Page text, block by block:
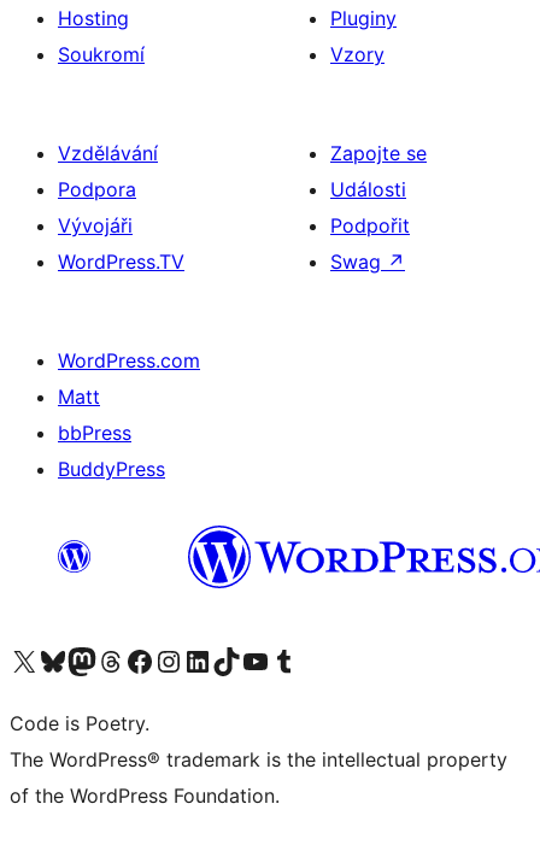
Hosting
Soukromí
Pluginy
Vzory
Vzdělávání
Podpora
Vývojáři
WordPress.TV
Zapojte se
Události
Podpořit
Swag ↗
WordPress.com
Matt
bbPress
BuddyPress
Navštivte náš účet na X (dříve Twitter)
Navštivte náš Bluesky účetNavštivte náš účet Mastodon
Navštivte náš Threads účetNavštivte naši stránku na Facebooku
Navštivte náš Instagram účetNavštivte náš LinkedIn účetNavštivte náš TikTok účetNavštivte náš YouTube kanálNavštivte náš Tumblr účet
Code is Poetry.
The WordPress® trademark is the intellectual property
of the WordPress Foundation.